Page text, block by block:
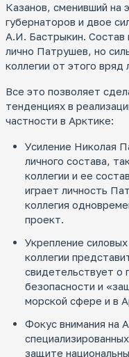
Казанов, сменивший на
губернаторов и двое
А.И. Бастрыкин.
лично Патрушев, но
коллегии от этого вряд
Все это позволяет
тенденциях в
частности в Арктике:
Усиление Николая
личного состава,
коллегии и ее
играет личность
коллегия
проект.
Укрепление
коллегии
свидетельствует о
безопасности и
морской сфере и в
Фокус внимания на
защите